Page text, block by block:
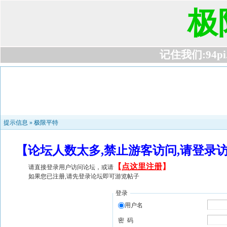
极
记住我们
提示信息 » 极限平特
【论坛人数太多,禁止游客访问,请登
请直接登录用户访问论坛，或请 【 点这里注册】
如果您已注册,请先登录论坛即可游览帖子
登录
用户名
密 码